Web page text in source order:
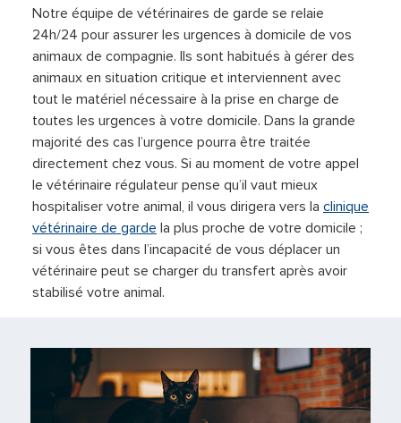
Notre équipe de vétérinaires de garde se relaie
24h/24 pour assurer les urgences à domicile de vos
animaux de compagnie. Ils sont habitués à gérer des
animaux en situation critique et interviennent avec
tout le matériel nécessaire à la prise en charge de
toutes les urgences à votre domicile. Dans la grande
majorité des cas l’urgence pourra être traitée
directement chez vous. Si au moment de votre appel
le vétérinaire régulateur pense qu’il vaut mieux
hospitaliser votre animal, il vous dirigera vers la clinique
vétérinaire de garde la plus proche de votre domicile ;
si vous êtes dans l’incapacité de vous déplacer un
vétérinaire peut se charger du transfert après avoir
stabilisé votre animal.